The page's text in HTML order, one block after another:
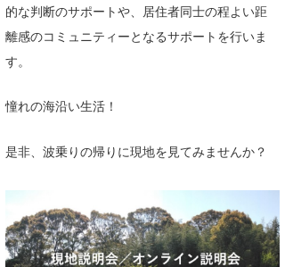
的な判断のサポートや、居住者同士の程よい距
離感のコミュニティーとなるサポートを行いま
す。
憧れの海沿い生活！
是非、波乗りの帰りに現地を見てみませんか？